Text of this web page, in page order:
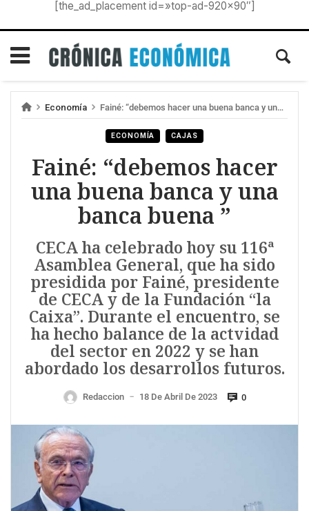
[the_ad_placement id=»top-ad-920×90″]
Economía Fainé: “debemos hacer una buena banca y una banca buena ”
ECONOMÍA CAJAS
Fainé: “debemos hacer
una buena banca y una
banca buena ”
CECA ha celebrado hoy su 116ª
Asamblea General, que ha sido
presidida por Fainé, presidente
de CECA y de la Fundación “la
Caixa”. Durante el encuentro, se
ha hecho balance de la actvidad
del sector en 2022 y se han
abordado los desarrollos futuros.
Redaccion — 18 De Abril De 2023 0